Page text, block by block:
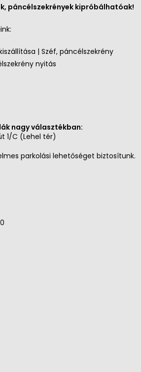
páncélszekrények kipróbálhatóak!
| Széf, páncélszekrény
nyitás
nagy választékban:
1/C (Lehel tér)
parkolási lehetőséget biztosítunk.